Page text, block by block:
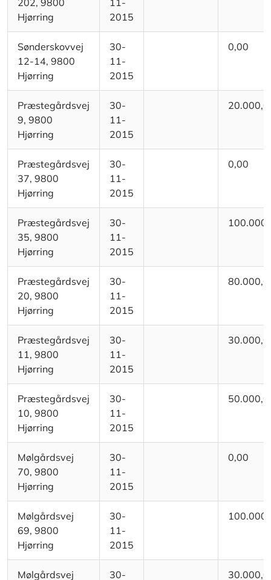
202, 9800
Hjørring
11-
2015
Sønderskovvej
12-14, 9800
Hjørring
30-
11-
2015
0,00
Præstegårdsvej
9, 9800
Hjørring
30-
11-
2015
Præstegårdsvej
37, 9800
Hjørring
30-
11-
2015
0,00
Præstegårdsvej
35, 9800
Hjørring
30-
11-
2015
Præstegårdsvej
20, 9800
Hjørring
30-
11-
2015
Præstegårdsvej
11, 9800
Hjørring
30-
11-
2015
Præstegårdsvej
10, 9800
Hjørring
30-
11-
2015
Mølgårdsvej
70, 9800
Hjørring
30-
11-
2015
0,00
Mølgårdsvej
69, 9800
Hjørring
30-
11-
2015
Mølgårdsvej
30-